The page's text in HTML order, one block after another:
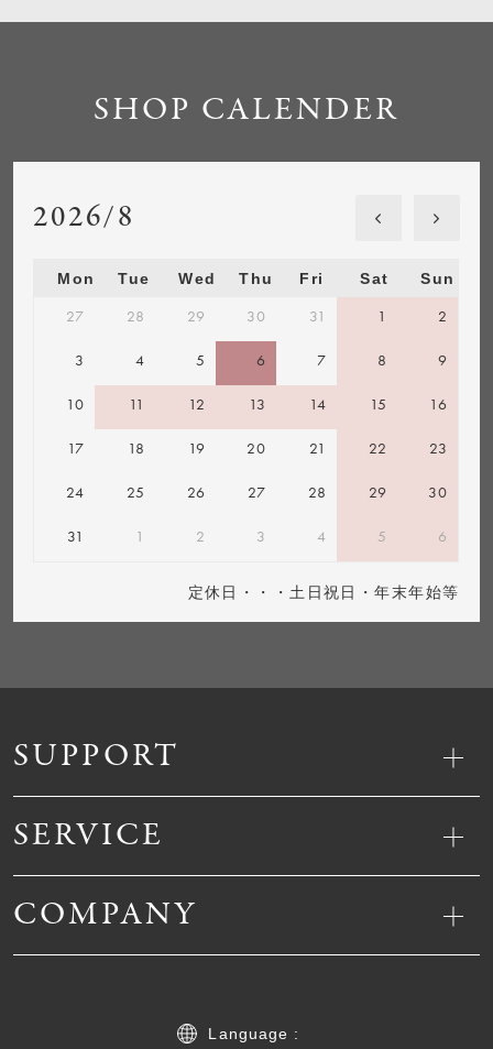
SUPPORT
SERVICE
COMPANY
Language :
SHOP CALENDER
2026/8
Mon Tue Wed Thu Fri Sat Sun
27 28 29 30 31 1 2
3 4 5 6 7 8 9
10 11 12 13 14 15 16
17 18 19 20 21 22 23
24 25 26 27 28 29 30
31 1 2 3 4 5 6
定休日・・・土日祝日・年末年始等